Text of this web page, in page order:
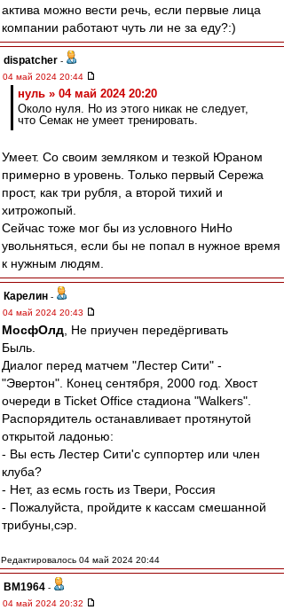
актива можно вести речь, если первые лица
компании работают чуть ли не за еду?:)
dispatcher -
04 май 2024 20:44
нуль » 04 май 2024 20:20
Около нуля. Но из этого никак не следует,
что Семак не умеет тренировать.
Умеет. Со своим земляком и тезкой Юраном
примерно в уровень. Только первый Сережа
прост, как три рубля, а второй тихий и
хитрожопый.
Сейчас тоже мог бы из условного НиНо
увольняться, если бы не попал в нужное время
к нужным людям.
Карелин -
04 май 2024 20:43
МосфОлд , Не приучен передёргивать
Быль.
Диалог перед матчем "Лестер Сити" -
"Эвертон". Конец сентября, 2000 год. Хвост
очереди в Ticket Office стадиона "Walkers".
Распорядитель останавливает протянутой
открытой ладонью:
- Вы есть Лестер Сити'c суппортер или член
клуба?
- Нет, аз есмь гость из Твери, Россия
- Пожалуйста, пройдите к кассам смешанной
трибуны,сэр.
Редактировалось 04 май 2024 20:44
BM1964 -
04 май 2024 20:32